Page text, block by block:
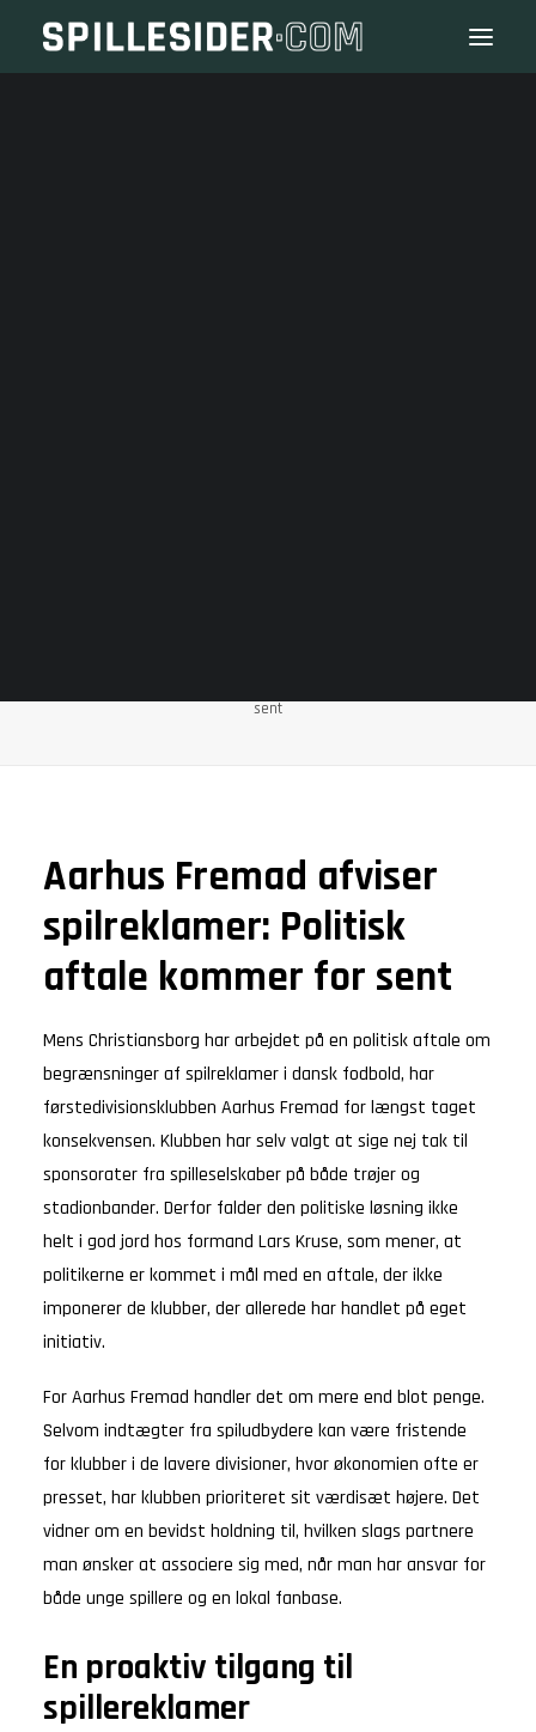
1BET
sent
Aarhus Fremad afviser
spilreklamer: Politisk
aftale kommer for sent
Mens Christiansborg har arbejdet på en politisk aftale om
begrænsninger af spilreklamer i dansk fodbold, har
førstedivisionsklubben Aarhus Fremad for længst taget
konsekvensen. Klubben har selv valgt at sige nej tak til
sponsorater fra spilleselskaber på både trøjer og
stadionbander. Derfor falder den politiske løsning ikke
helt i god jord hos formand Lars Kruse, som mener, at
politikerne er kommet i mål med en aftale, der ikke
imponerer de klubber, der allerede har handlet på eget
initiativ.
For Aarhus Fremad handler det om mere end blot penge.
Selvom indtægter fra spiludbydere kan være fristende
for klubber i de lavere divisioner, hvor økonomien ofte er
presset, har klubben prioriteret sit værdisæt højere. Det
vidner om en bevidst holdning til, hvilken slags partnere
man ønsker at associere sig med, når man har ansvar for
både unge spillere og en lokal fanbase.
En proaktiv tilgang til
spillereklamer